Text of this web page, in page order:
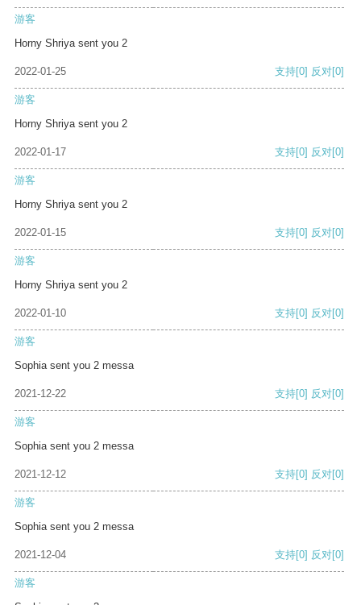
游客
Horny Shriya sent you 2
2022-01-25 支持[0] 反对[0]
游客
Horny Shriya sent you 2
2022-01-17 支持[0] 反对[0]
游客
Horny Shriya sent you 2
2022-01-15 支持[0] 反对[0]
游客
Horny Shriya sent you 2
2022-01-10 支持[0] 反对[0]
游客
Sophia sent you 2 messa
2021-12-22 支持[0] 反对[0]
游客
Sophia sent you 2 messa
2021-12-12 支持[0] 反对[0]
游客
Sophia sent you 2 messa
2021-12-04 支持[0] 反对[0]
游客